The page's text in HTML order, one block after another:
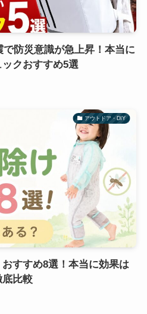
で防災意識が急上昇！本当に
クおすすめ5選
アウトドア・DIY
すすめ8選！本当に効果は
底比較